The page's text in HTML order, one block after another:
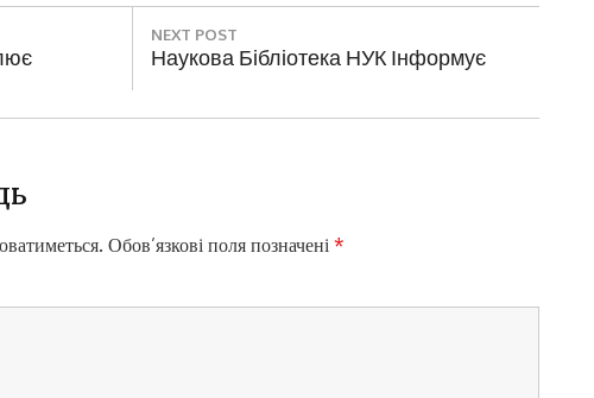
NEXT POST
N
T
Наукова Бібліотека НУК Інформує
Обов’язкові поля позначені *